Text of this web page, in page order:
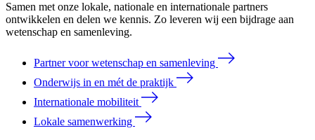
Samen met onze lokale, nationale en internationale partners
ontwikkelen en delen we kennis. Zo leveren wij een bijdrage aan
wetenschap en samenleving.
Partner voor wetenschap en samenleving
Onderwijs in en mét de praktijk
Internationale mobiliteit
Lokale samenwerking